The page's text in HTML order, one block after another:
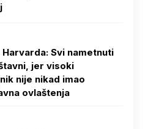
Svi nametnuti
jer visoki
nije nikad imao
ovlaštenja